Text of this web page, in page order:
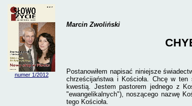
numer 1/2012
Marcin Zwoliński
Postanowiłem napisać niniejsze
chrześcijaństwa i Kościoła. Chcę w
kwestią. Jestem pastorem jednego z
"ewangelikalnych"), noszącego nazwę
tego Kościoła.